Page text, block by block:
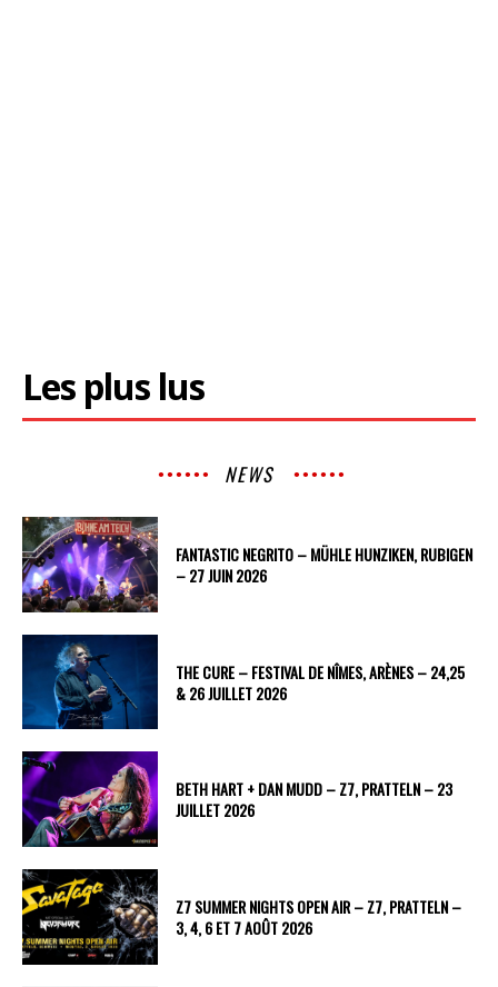
Les plus lus
NEWS
FANTASTIC NEGRITO – MÜHLE HUNZIKEN, RUBIGEN
– 27 JUIN 2026
THE CURE – FESTIVAL DE NÎMES, ARÈNES – 24,25
& 26 JUILLET 2026
BETH HART + DAN MUDD – Z7, PRATTELN – 23
JUILLET 2026
Z7 SUMMER NIGHTS OPEN AIR – Z7, PRATTELN –
3, 4, 6 ET 7 AOÛT 2026